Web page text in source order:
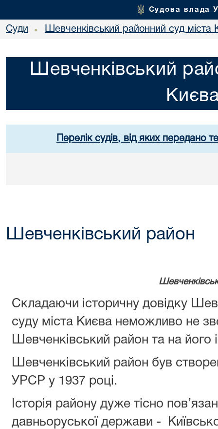
Судова влада
Суди • Шевченківський районний суд міста
Шевченківський
Перелік судів, від яких передано
Шевченківський район
Складаючи історичну довідку
суду міста Києва неможливо не
Шевченківський район та на його
Шевченківський район був
УРСР у 1937 році.
Історія району дуже тісно
давньоруської держави - Київської